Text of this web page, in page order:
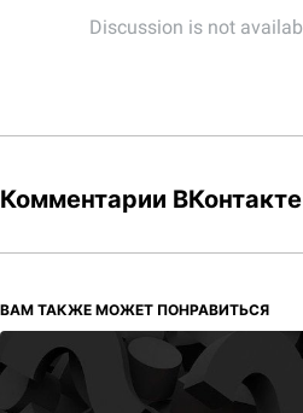
Комментарии ВКонтакте
ВАМ ТАКЖЕ МОЖЕТ ПОНРАВИТЬСЯ